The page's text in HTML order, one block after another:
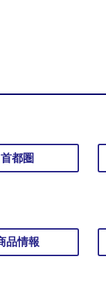
首都圏
品情報